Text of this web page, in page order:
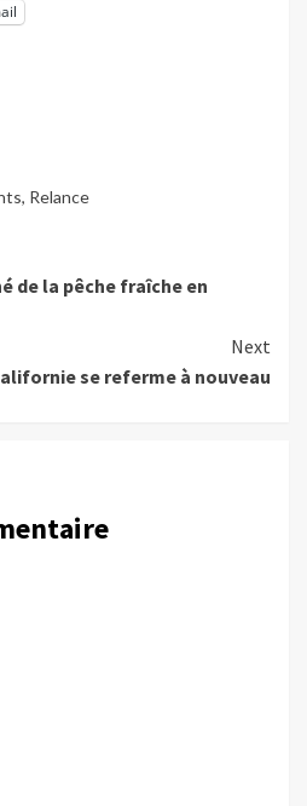
, Relance
de la pêche fraîche en
Next
se referme à nouveau